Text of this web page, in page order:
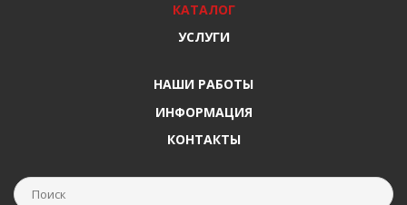
КАТАЛОГ
УСЛУГИ
НАШИ РАБОТЫ
ИНФОРМАЦИЯ
КОНТАКТЫ